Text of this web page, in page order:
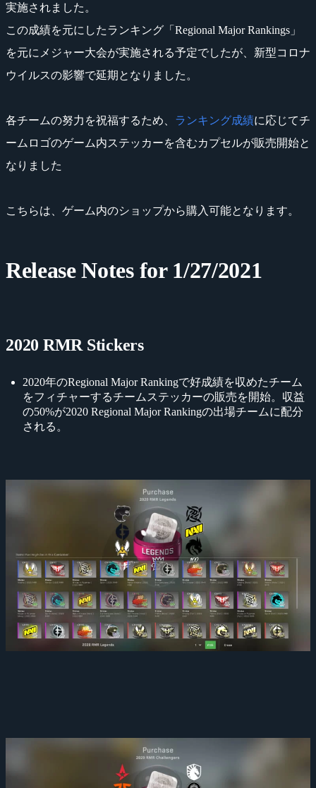
実施されました。
この成績を元にしたランキング「Regional Major Rankings」
を元にメジャー大会が実施される予定でしたが、新型コロナ
ウイルスの影響で延期となりました。
各チームの努力を祝福するため、 ランキング成績に応じてチ
ームロゴのゲーム内ステッカーを含むカプセルが販売開始と
なりました
こちらは、ゲーム内のショップから購入可能となります。
Release Notes for 1/27/2021
2020 RMR Stickers
2020年のRegional Major Rankingで好成績を収めたチーム
をフィチャーするチームステッカーの販売を開始。収益
の50%が2020 Regional Major Rankingの出場チームに配分
される。